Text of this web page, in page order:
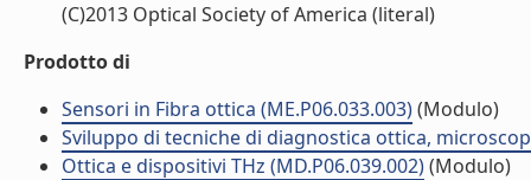
(C)2013 Optical Society of America (literal)
Prodotto di
Sensori in Fibra ottica (ME.P06.033.003)(Modulo)
Sviluppo di tecniche di diagnostica ottica,
Ottica e dispositivi THz (MD.P06.039.002)(Modulo)